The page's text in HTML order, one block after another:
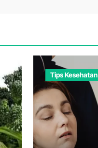
Tips Kesehatan